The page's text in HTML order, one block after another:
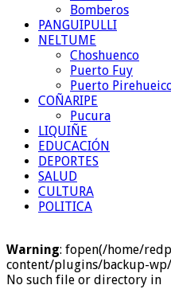
Bomberos
PANGUIPULLI
NELTUME
Choshuenco
Puerto Fuy
Puerto
COÑARIPE
Pucura
LIQUIÑE
EDUCACIÓN
DEPORTES
SALUD
CULTURA
POLITICA
Warning: fopen(/home/
content/plugins/backup-
No such file or directory in